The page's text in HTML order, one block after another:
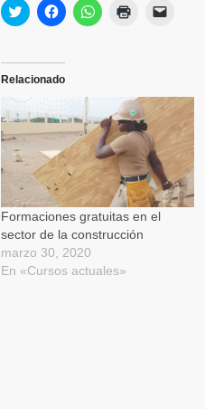
Haz
clic
Twitter
(Se
en
una
ventana
nueva)
Haz
clic
Facebook
(Se
una
ventana
nueva)
Haz
clic
una
ventana
nueva)
ventana
nueva)
un
amigo
abre
en
una
ventana
nueva)
Relacionado
Formaciones gratuitas en el
sector de la construcción
marzo 30, 2020
En «Cursos actuales»